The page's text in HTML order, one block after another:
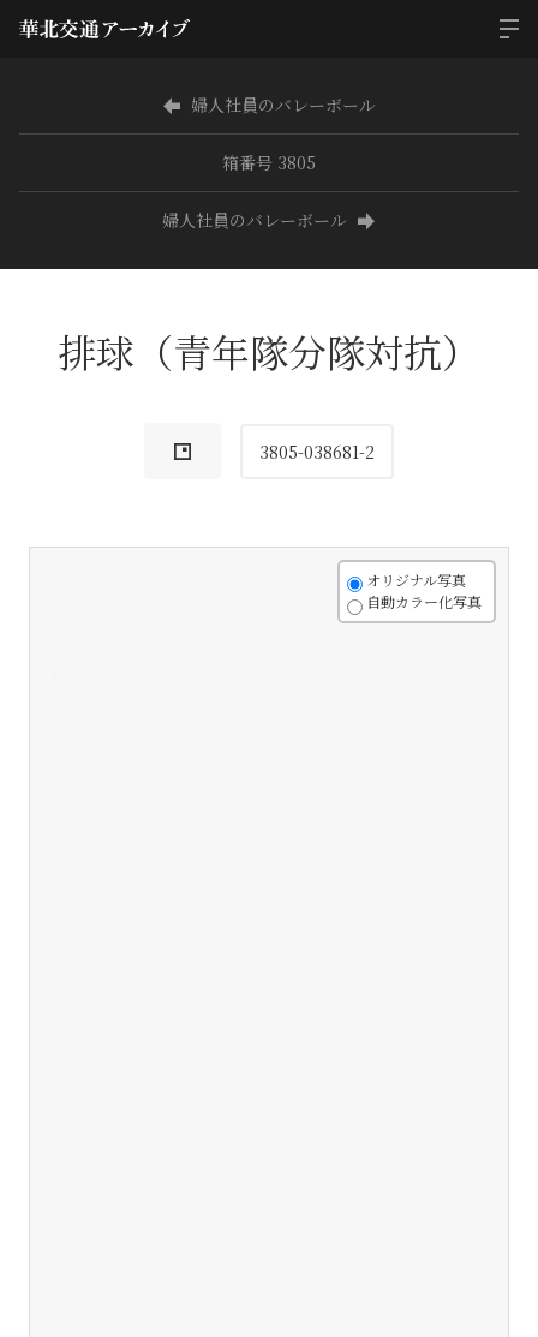
婦人社員のバレーボール
箱番号 3805
婦人社員のバレーボール
排球（青年隊分隊対抗）
3805-038681-2
オリジナル写真
自動カラー化写真